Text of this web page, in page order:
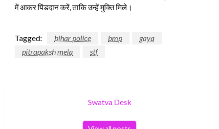
में आकर पिंडदान करें, ताकि उन्हें मुक्ति मिले।
Tagged: bihar police bmp
gaya
pitrapaksh mela
stf
Swatva Desk